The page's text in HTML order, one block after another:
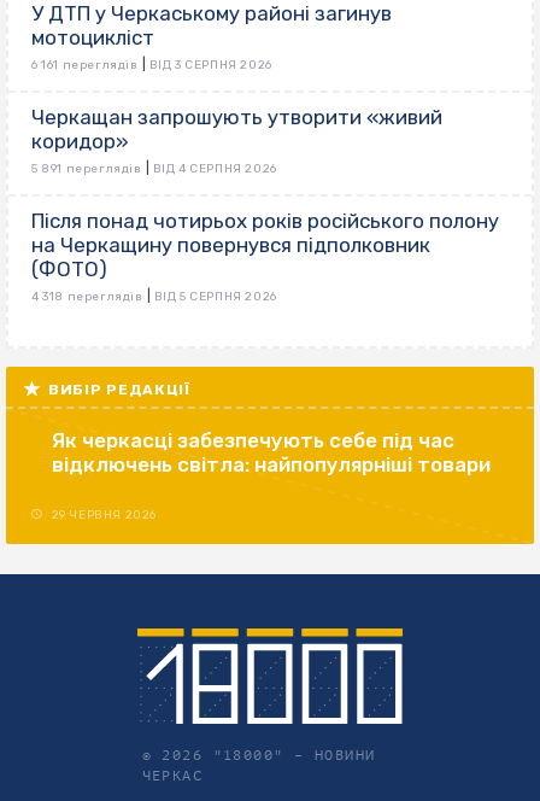
У ДТП у Черкаському районі загинув
мотоцикліст
6 161 переглядів ВІД 3 СЕРПНЯ 2026
Черкащан запрошують утворити «живий
коридор»
5 891 переглядів ВІД 4 СЕРПНЯ 2026
Після понад чотирьох років російського полону
на Черкащину повернувся підполковник
(ФОТО)
4 318 переглядів ВІД 5 СЕРПНЯ 2026
ВИБІР РЕДАКЦІЇ
Як черкасці забезпечують себе під час
відключень світла: найпопулярніші товари
29 ЧЕРВНЯ 2026
© 2026 "18000" – НОВИНИ
ЧЕРКАС